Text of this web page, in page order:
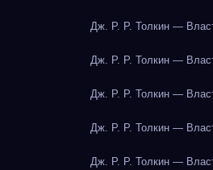
Дж. Р. Р. Толкин —
Дж. Р. Р. Толкин —
Дж. Р. Р. Толкин —
Дж. Р. Р. Толкин —
Дж. Р. Р. Толкин —